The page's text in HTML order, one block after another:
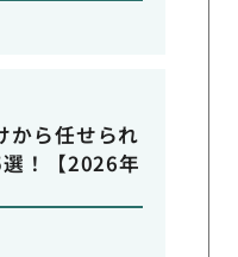
から任せられ
！【2026年